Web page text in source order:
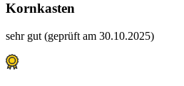
Kornkasten
sehr gut (geprüft am 30.10.2025)